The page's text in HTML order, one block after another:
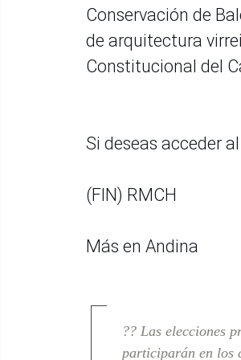
Conservación de
de arquitectura
Constitucional del
Si deseas acceder
(FIN) RMCH
Más en Andina
?? Las elecciones
participarán en los